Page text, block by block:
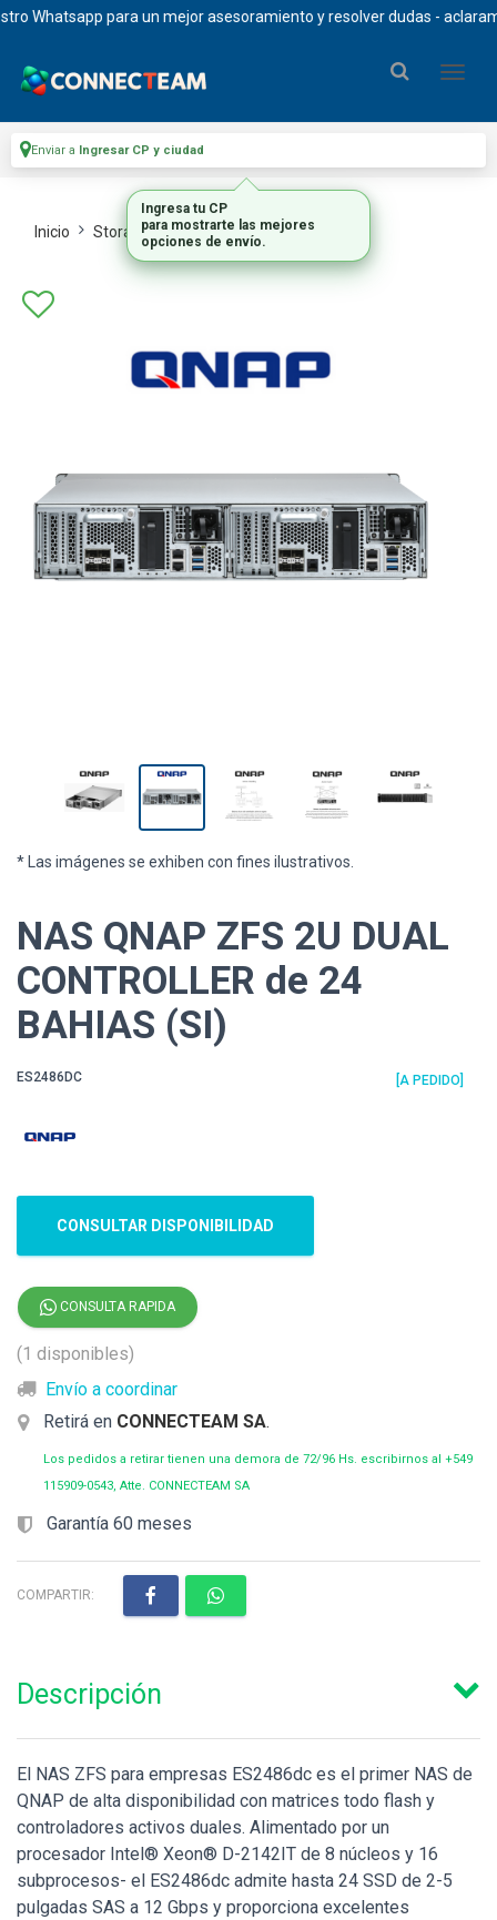
Whatsapp para un mejor asesoramiento y resolver dudas -
Enviar a Ingresar CP y ciudad
Inicio Storage Almacenamiento Nas
* Las imágenes se exhiben con fines ilustrativos.
NAS QNAP ZFS 2U DUAL
CONTROLLER de 24
BAHIAS (SI)
ES2486DC [A PEDIDO]
CONSULTAR DISPONIBILIDAD
CONSULTA RAPIDA
(1 disponibles)
Envío a coordinar
Retirá en CONNECTEAM SA.
Los pedidos a retirar tienen una demora de 72/96 Hs. escribirnos al +549
115909-0543, Atte. CONNECTEAM SA
Garantía 60 meses
COMPARTIR:
Descripción
El NAS ZFS para empresas ES2486dc es el primer NAS de
QNAP de alta disponibilidad con matrices todo flash y
controladores activos duales. Alimentado por un
procesador Intel® Xeon® D-2142IT de 8 núcleos y 16
subprocesos- el ES2486dc admite hasta 24 SSD de 2-5
pulgadas SAS a 12 Gbps y proporciona excelentes
Ingresa tu CP
para mostrarte las mejores
opciones de envío.